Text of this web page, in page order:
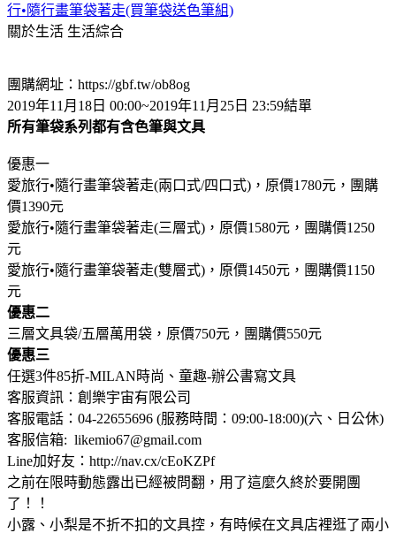
行•隨行畫筆袋著走(買筆袋送色筆組)
關於生活 生活綜合
團購網址：https://gbf.tw/ob8og
2019年11月18日 00:00~2019年11月25日 23:59結單
所有筆袋系列都有含色筆與文具
優惠一
愛旅行•隨行畫筆袋著走(兩口式/四口式)，原價1780元，團購
價1390元
愛旅行•隨行畫筆袋著走(三層式)，原價1580元，團購價1250
元
愛旅行•隨行畫筆袋著走(雙層式)，原價1450元，團購價1150
元
優惠二
三層文具袋/五層萬用袋，原價750元，團購價550元
優惠三
任選3件85折-MILAN時尚、童趣-辦公書寫文具
客服資訊：創樂宇宙有限公司
客服電話：04-22655696 (服務時間：09:00-18:00)(六、日公休)
客服信箱: likemio67@gmail.com
Line加好友：http://nav.cx/cEoKZPf
之前在限時動態露出已經被問翻，用了這麼久終於要開團
了！！
小露、小梨是不折不扣的文具控，有時候在文具店裡逛了兩小